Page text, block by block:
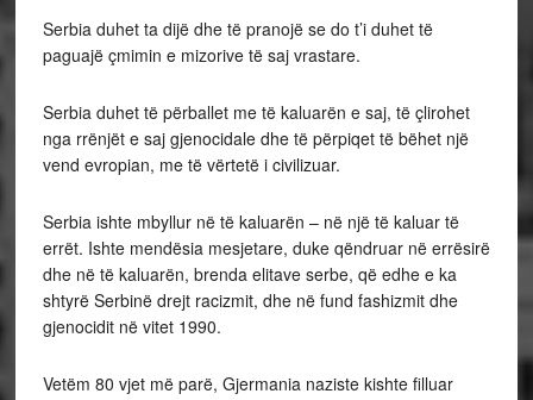
Serbia duhet ta dijë dhe të pranojë se do t’i duhet të
paguajë çmimin e mizorive të saj vrastare.
Serbia duhet të përballet me të kaluarën e saj, të çlirohet
nga rrënjët e saj gjenocidale dhe të përpiqet të bëhet një
vend evropian, me të vërtetë i civilizuar.
Serbia ishte mbyllur në të kaluarën – në një të kaluar të
errët. Ishte mendësia mesjetare, duke qëndruar në errësirë
​​dhe në të kaluarën, brenda elitave serbe, që edhe e ka
shtyrë Serbinë drejt racizmit, dhe në fund fashizmit dhe
gjenocidit në vitet 1990.
Vetëm 80 vjet më parë, Gjermania naziste kishte filluar